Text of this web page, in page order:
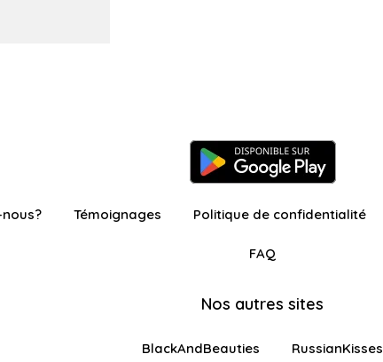
Témoignages Politique de confidentialité
FAQ
Nos autres sites
BlackAndBeauties RussianKisses